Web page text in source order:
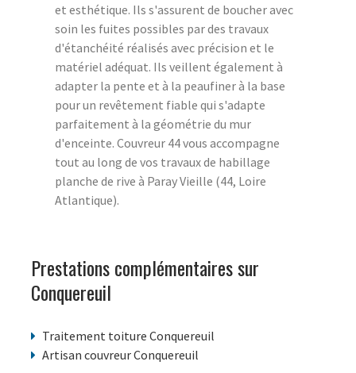
et esthétique. Ils s'assurent de boucher avec
soin les fuites possibles par des travaux
d'étanchéité réalisés avec précision et le
matériel adéquat. Ils veillent également à
adapter la pente et à la peaufiner à la base
pour un revêtement fiable qui s'adapte
parfaitement à la géométrie du mur
d'enceinte. Couvreur 44 vous accompagne
tout au long de vos travaux de habillage
planche de rive à Paray Vieille (44, Loire
Atlantique).
Prestations complémentaires sur
Conquereuil
Traitement toiture Conquereuil
Artisan couvreur Conquereuil